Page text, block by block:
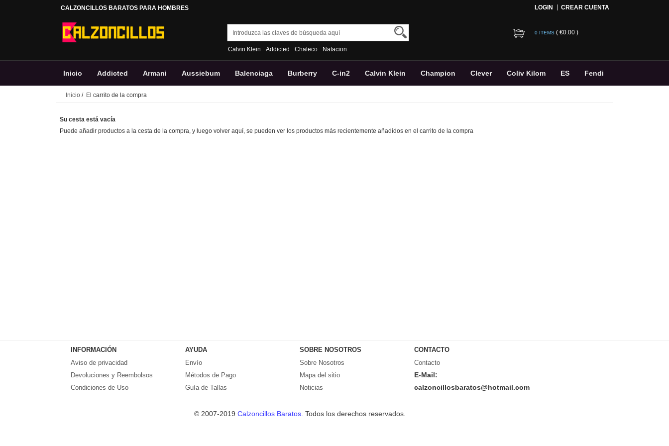
CALZONCILLOS BARATOS PARA HOMBRES LOGIN CREAR CUENTA
Calvin Klein Addicted Chaleco Natacion
0 ITEMS ( €0.00 )
Inicio Addicted Armani Aussiebum Balenciaga Burberry C-in2 Calvin Klein Champion Clever Coliv Kilom ES Fendi
Fila GC Hollister
Inicio / El carrito de la compra
Su cesta está vacía
Puede añadir productos a la cesta de la compra, y luego volver aquí, se pueden ver los productos más recientemente añadidos en el carrito de la compra
INFORMACIÓN
Aviso de privacidad
Devoluciones y Reembolsos
Condiciones de Uso
AYUDA
Envío
Métodos de Pago
Guía de Tallas
SOBRE NOSOTROS
Sobre Nosotros
Mapa del sitio
Noticias
CONTACTO
Contacto
E-Mail:
calzoncillosbaratos@hotmail.com
© 2007-2019 Calzoncillos Baratos. Todos los derechos reservados.